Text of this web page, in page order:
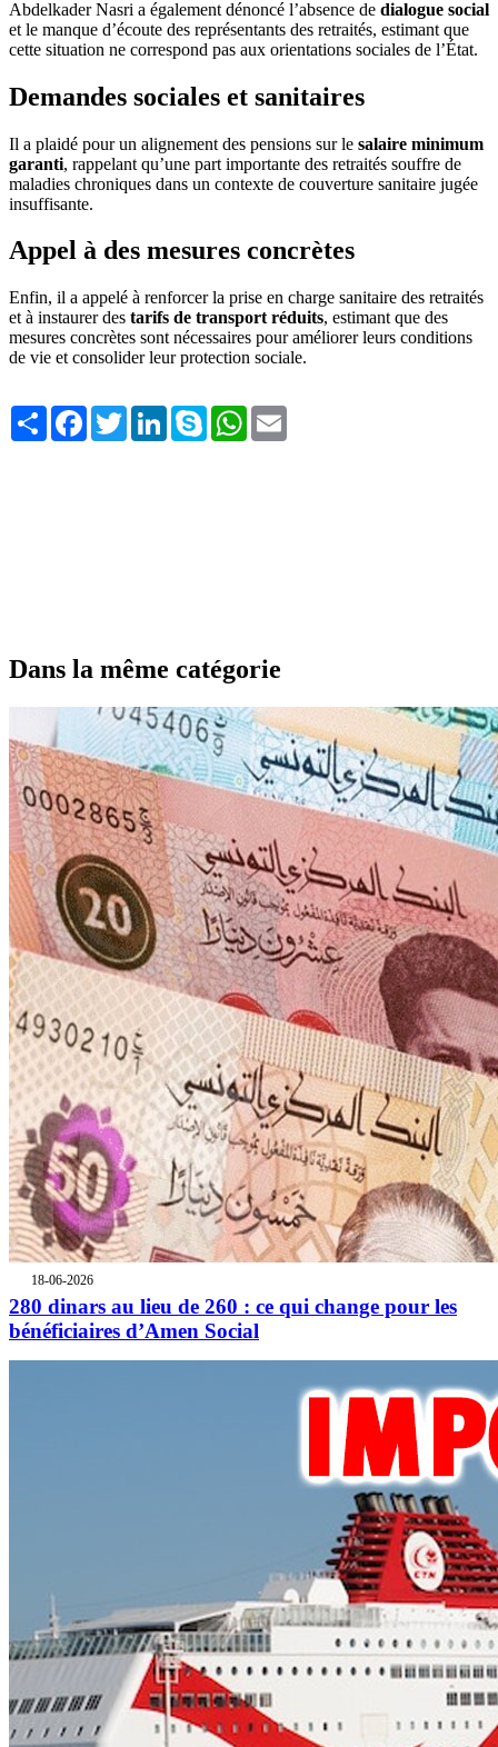
Abdelkader Nasri a également dénoncé l’absence de dialogue social
et le manque d’écoute des représentants des retraités, estimant que
cette situation ne correspond pas aux orientations sociales de l’État.
Demandes sociales et sanitaires
Il a plaidé pour un alignement des pensions sur le salaire minimum
garanti, rappelant qu’une part importante des retraités souffre de
maladies chroniques dans un contexte de couverture sanitaire jugée
insuffisante.
Appel à des mesures concrètes
Enfin, il a appelé à renforcer la prise en charge sanitaire des retraités
et à instaurer des tarifs de transport réduits, estimant que des
mesures concrètes sont nécessaires pour améliorer leurs conditions
de vie et consolider leur protection sociale.
Share FacebookTwitterLinkedInSkype WhatsApp
Dans la même catégorie
18-06-2026
280 dinars au lieu de 260 : ce qui change pour les
bénéficiaires d’Amen Social